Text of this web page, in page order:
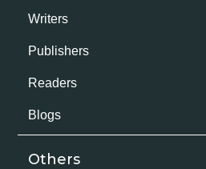
Writers
Publishers
Readers
Blogs
Others